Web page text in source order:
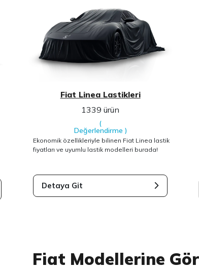
Fiat Linea Lastikleri
1339 ürün
(
Değerlendirme )
Ekonomik özellikleriyle bilinen Fiat Linea lastik
fiyatları ve uyumlu lastik modelleri burada!
Detaya Git
Fiat Modellerine